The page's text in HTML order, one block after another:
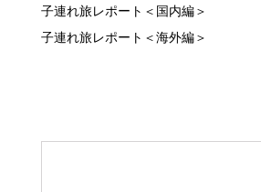
子連れ旅レポート＜国内編＞
子連れ旅レポート＜海外編＞